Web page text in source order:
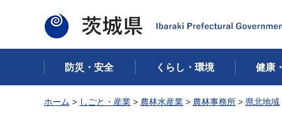
茨城県
防災・安全 くらし・環境 健康
ホーム > しごと・産業 > 農林水産業 > 農林事務所 > 県北地域